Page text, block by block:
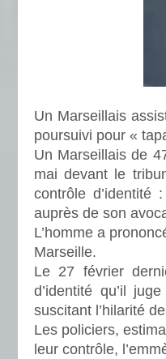
Un Marseillais
poursuivi pour «
Un Marseillais de
mai devant le
contrôle
auprès de son
L’homme a
Marseille.
Le 27 février
d’identité qu’il
suscitant l’hilarité
Les policiers,
leur contrôle,